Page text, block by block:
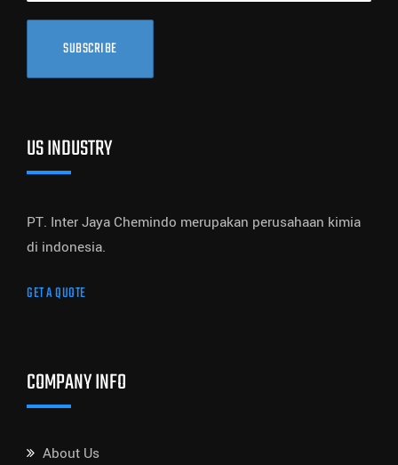
SUBSCRIBE
US INDUSTRY
PT. Inter Jaya Chemindo merupakan perusahaan kimia
di indonesia.
GET A QUOTE
COMPANY INFO
About Us